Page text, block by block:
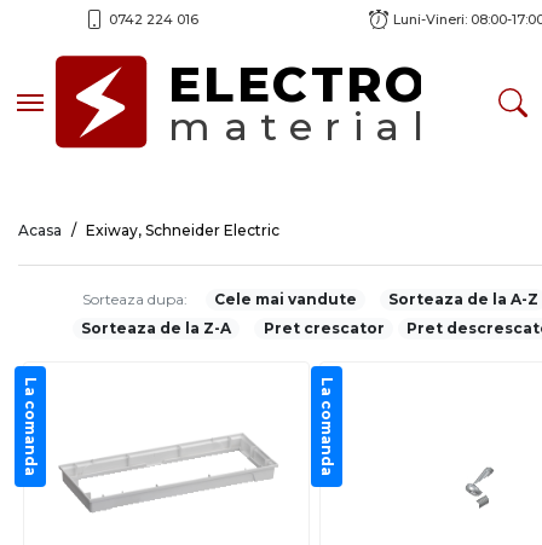
0742 224 016 Luni-Vineri: 08:00-
Toggle navigationELECTRO
material
Acasa Exiway, Schneider Electric
Sorteaza dupa: Cele mai vandute
Sorteaza de la A-Z
Sorteaza de la Z-A
Pret crescator Pret
La comanda La comanda